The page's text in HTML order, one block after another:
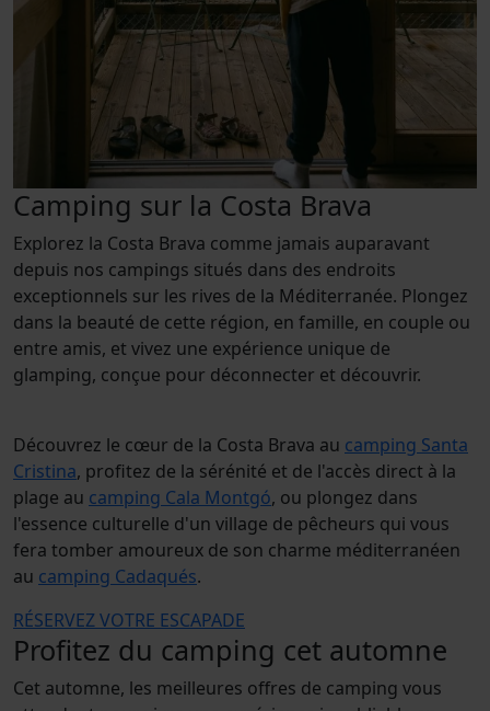
Camping sur la Costa Brava
Explorez la Costa Brava comme jamais auparavant
depuis nos campings situés dans des endroits
exceptionnels sur les rives de la Méditerranée. Plongez
dans la beauté de cette région, en famille, en couple ou
entre amis, et vivez une expérience unique de
glamping, conçue pour déconnecter et découvrir.
Découvrez le cœur de la Costa Brava au camping Santa
Cristina, profitez de la sérénité et de l'accès direct à la
plage au camping Cala Montgó, ou plongez dans
l'essence culturelle d'un village de pêcheurs qui vous
fera tomber amoureux de son charme méditerranéen
au camping Cadaqués.
RÉSERVEZ VOTRE ESCAPADE
Profitez du camping cet automne
Cet automne, les meilleures offres de camping vous